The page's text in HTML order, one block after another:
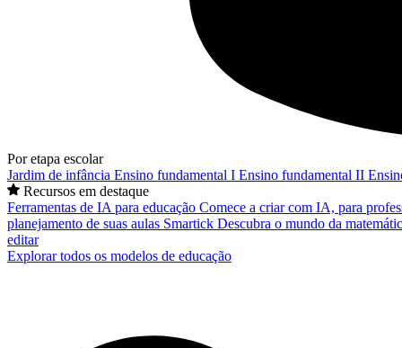
Por etapa escolar
Jardim de infância Ensino fundamental I Ensino fundamental II
Recursos em destaque
Ferramentas de IA para educação Comece a criar com IA, para
planejamento de suas aulas Smartick Descubra o mundo da
editar
Explorar todos os modelos de educação